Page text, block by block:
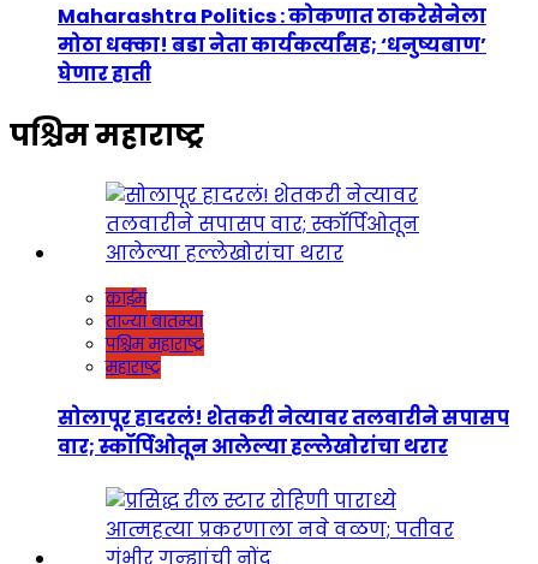
Maharashtra Politics : कोकणात ठाकरेसेनेला
मोठा धक्का! बडा नेता कार्यकर्त्यांसह; ‘धनुष्यबाण’
घेणार हाती
पश्चिम महाराष्ट्र
क्राईम
ताज्या बातम्या
पश्चिम महाराष्ट्र
महाराष्ट्र
सोलापूर हादरलं! शेतकरी नेत्यावर तलवारीने सपासप
वार; स्कॉर्पिओतून आलेल्या हल्लेखोरांचा थरार